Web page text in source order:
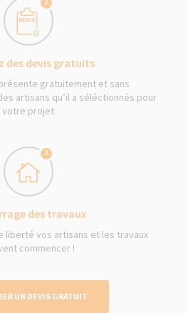
des devis gratuits
gratuitement et sans
artisans qu’il a séléctionnés pour
votre projet
3
des travaux
liberté vos artisans et les travaux
commencer !
UN DEVIS GRATUIT